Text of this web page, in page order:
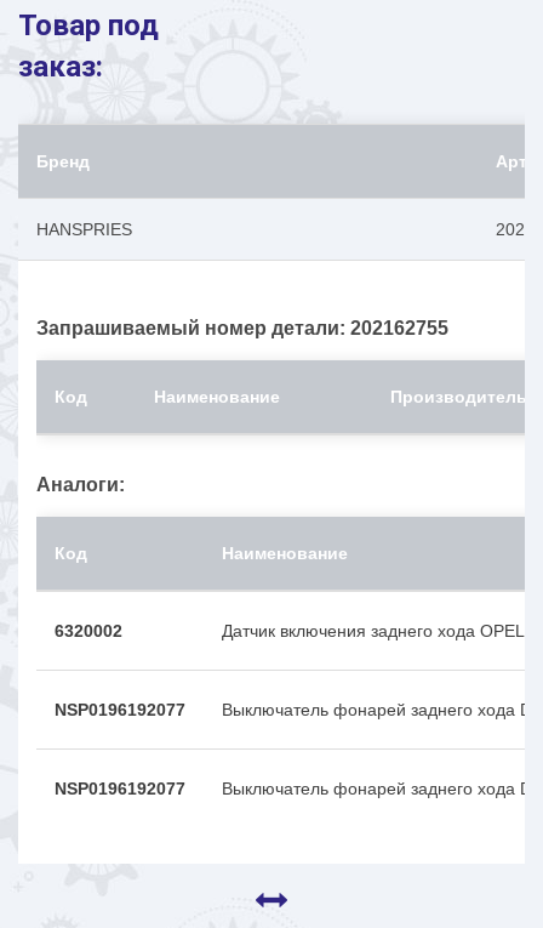
Товар под
заказ:
Бренд
HANSPRIES
Запрашиваемый номер детали: 202162755
Код Наименование Производитель
Аналоги:
Код Наименование
6320002 Датчик включения заднего хода OPEL
NSP0196192077 Выключатель фонарей заднего хода
NSP0196192077 Выключатель фонарей заднего хода